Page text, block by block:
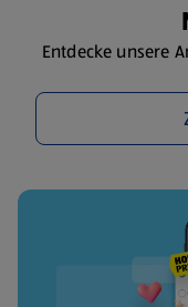
Entdecke unsere